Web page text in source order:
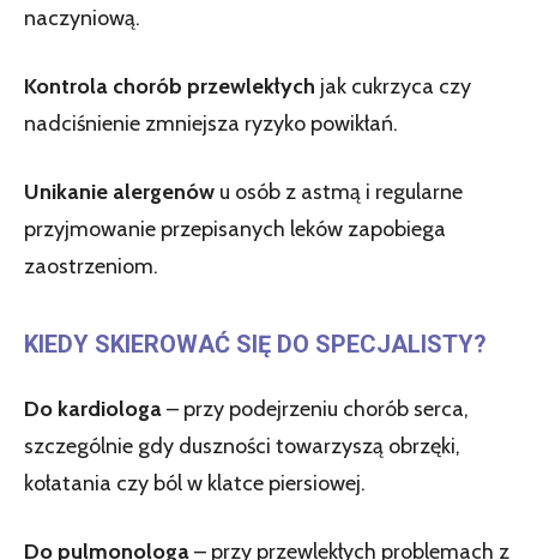
naczyniową.
Kontrola chorób przewlekłych jak cukrzyca czy
nadciśnienie zmniejsza ryzyko powikłań.
Unikanie alergenów u osób z astmą i regularne
przyjmowanie przepisanych leków zapobiega
zaostrzeniom.
KIEDY SKIEROWAĆ SIĘ DO SPECJALISTY?
Do kardiologa– przy podejrzeniu chorób serca,
szczególnie gdy duszności towarzyszą obrzęki,
kołatania czy ból w klatce piersiowej.
Do pulmonologa– przy przewlekłych problemach z